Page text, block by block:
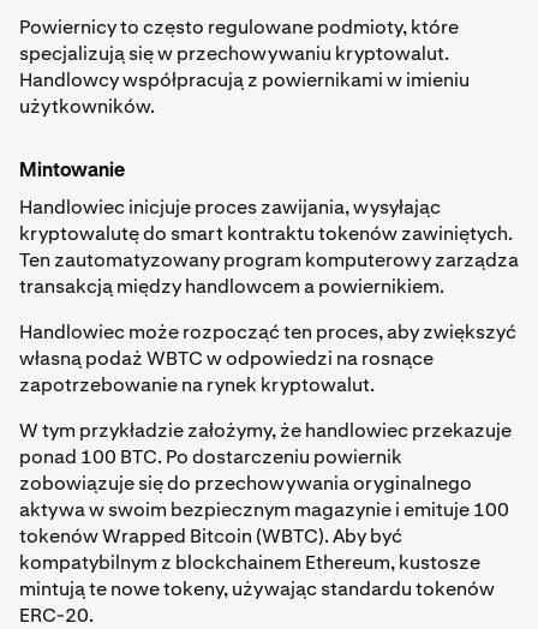
Powiernicy to często regulowane podmioty, które
specjalizują się w przechowywaniu kryptowalut.
Handlowcy współpracują z powiernikami w imieniu
użytkowników.
Mintowanie
Handlowiec inicjuje proces zawijania, wysyłając
kryptowalutę do smart kontraktu tokenów zawiniętych.
Ten zautomatyzowany program komputerowy zarządza
transakcją między handlowcem a powiernikiem.
Handlowiec może rozpocząć ten proces, aby zwiększyć
własną podaż WBTC w odpowiedzi na rosnące
zapotrzebowanie na rynek kryptowalut.
W tym przykładzie założymy, że handlowiec przekazuje
ponad 100 BTC. Po dostarczeniu powiernik
zobowiązuje się do przechowywania oryginalnego
aktywa w swoim bezpiecznym magazynie i emituje 100
tokenów Wrapped Bitcoin (WBTC). Aby być
kompatybilnym z blockchainem Ethereum, kustosze
mintują te nowe tokeny, używając standardu tokenów
ERC-20.